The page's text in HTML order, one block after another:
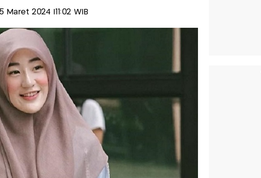
Maret 2024 |11:02 WIB